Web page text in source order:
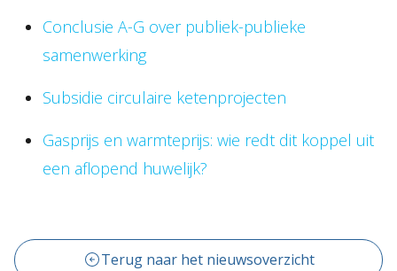
Conclusie A-G over publiek-publieke
samenwerking
Subsidie circulaire ketenprojecten
Gasprijs en warmteprijs: wie redt dit koppel uit
een aflopend huwelijk?
Terug naar het nieuwsoverzicht